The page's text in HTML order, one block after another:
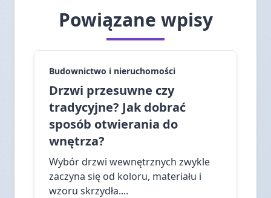
Powiązane wpisy
Budownictwo i nieruchomości
Drzwi przesuwne czy
tradycyjne? Jak dobrać
sposób otwierania do
wnętrza?
Wybór drzwi wewnętrznych zwykle
zaczyna się od koloru, materiału i
wzoru skrzydła....